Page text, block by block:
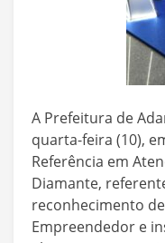
A Prefeitura de
quarta-feira (10),
Referência em
Diamante,
reconhecimento
Empreendedor e